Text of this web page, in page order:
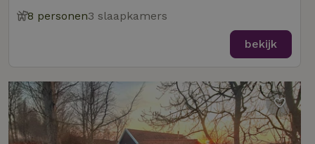
8 personen3 slaapkamers
bekijk